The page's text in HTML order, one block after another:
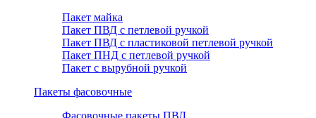
Пакет майка
Пакет ПВД с петлевой ручкой
Пакет ПВД с пластиковой петлевой ручкой
Пакет ПНД с петлевой ручкой
Пакет с вырубной ручкой
Пакеты фасовочные
Фасовочные пакеты ПВД